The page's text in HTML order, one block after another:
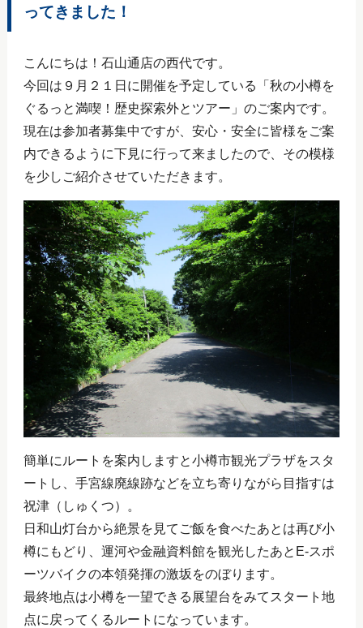
ってきました！
こんにちは！石山通店の西代です。
今回は９月２１日に開催を予定している「秋の小樽を
ぐるっと満喫！歴史探索外とツアー」のご案内です。
現在は参加者募集中ですが、安心・安全に皆様をご案
内できるように下見に行って来ましたので、その模様
を少しご紹介させていただきます。
簡単にルートを案内しますと小樽市観光プラザをスタ
ートし、手宮線廃線跡などを立ち寄りながら目指すは
祝津（しゅくつ）。
日和山灯台から絶景を見てご飯を食べたあとは再び小
樽にもどり、運河や金融資料館を観光したあとE-スポ
ーツバイクの本領発揮の激坂をのぼります。
最終地点は小樽を一望できる展望台をみてスタート地
点に戻ってくるルートになっています。